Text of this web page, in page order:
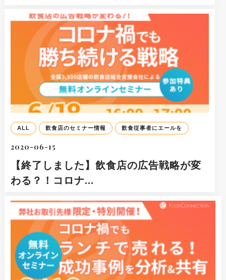
ALL 飲食店のセミナー情報 飲食従事者にエールを
2020-06-15
【終了しました】飲食店の広告戦略が変
わる？！コロナ…